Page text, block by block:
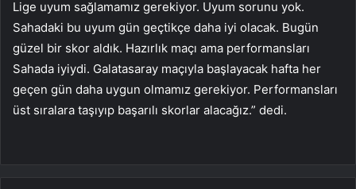
Lige uyum sağlamamız gerekiyor. Uyum sorunu yok.
Sahadaki bu uyum gün geçtikçe daha iyi olacak. Bugün
güzel bir skor aldık. Hazırlık maçı ama performansları
Sahada iyiydi. Galatasaray maçıyla başlayacak hafta her
geçen gün daha uygun olmamız gerekiyor. Performansları
üst sıralara taşıyıp başarılı skorlar alacağız.” dedi.